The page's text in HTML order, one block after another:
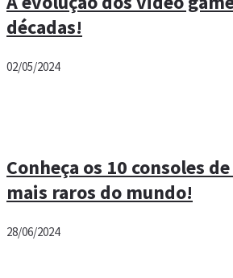
décadas!
02/05/2024
Conheça os 10 consoles
mais raros do mundo!
28/06/2024